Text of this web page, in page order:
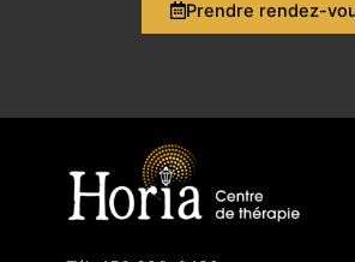
Prendre rendez-